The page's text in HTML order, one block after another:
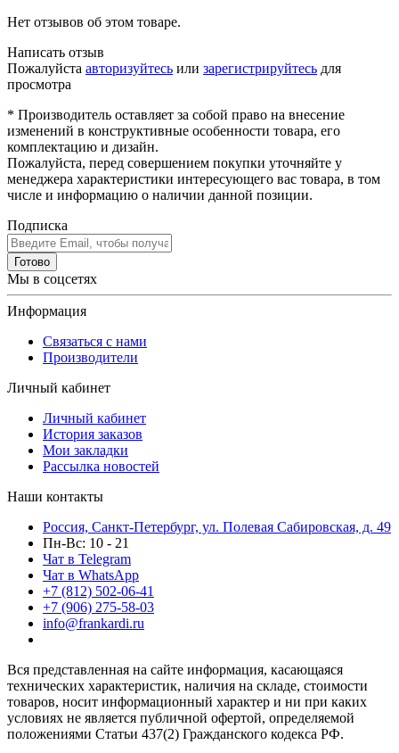
Нет отзывов об этом товаре.
Написать отзыв
Пожалуйста авторизуйтесь или зарегистрируйтесь для
просмотра
* Производитель оставляет за собой право на внесение
изменений в конструктивные особенности товара, его
комплектацию и дизайн.
Пожалуйста, перед совершением покупки уточняйте у
менеджера характеристики интересующего вас товара, в том
числе и информацию о наличии данной позиции.
Подписка
Готово
Мы в соцсетях
Информация
Связаться с нами
Производители
Личный кабинет
Личный кабинет
История заказов
Мои закладки
Рассылка новостей
Наши контакты
Россия, Санкт-Петербург, ул. Полевая Сабировская, д. 49
Пн-Вс: 10 - 21
Чат в Telegram
Чат в WhatsApp
+7 (812) 502-06-41
+7 (906) 275-58-03
info@frankardi.ru
Вся представленная на сайте информация, касающаяся
технических характеристик, наличия на складе, стоимости
товаров, носит информационный характер и ни при каких
условиях не является публичной офертой, определяемой
положениями Статьи 437(2) Гражданского кодекса РФ.